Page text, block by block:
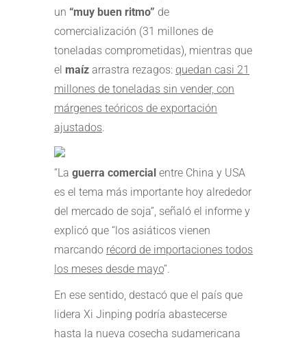
un “muy buen ritmo” de
comercialización (31 millones de
toneladas comprometidas), mientras que
el maíz arrastra rezagos: quedan casi 21
millones de toneladas sin vender, con
márgenes teóricos de exportación
ajustados.
“La guerra comercial entre China y USA
es el tema más importante hoy alrededor
del mercado de soja”, señaló el informe y
explicó que “los asiáticos vienen
marcando récord de importaciones todos
los meses desde mayo“.
En ese sentido, destacó que el país que
lidera Xi Jinping podría abastecerse
hasta la nueva cosecha sudamericana